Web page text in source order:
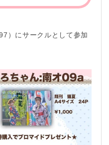
）にサークルとして参加